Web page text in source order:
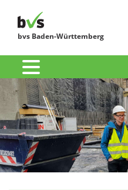
bvs Baden-Württemberg